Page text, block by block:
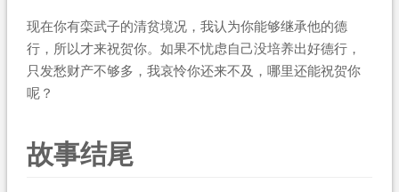
现在你有栾武子的清贫境况，我认为你能够继承他的德
行，所以才来祝贺你。如果不忧虑自己没培养出好德行，
只发愁财产不够多，我哀怜你还来不及，哪里还能祝贺你
呢？
故事结尾